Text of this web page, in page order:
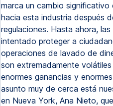
marca un cambio
hacia esta industria después
regulaciones. Hasta ahora,
intentado proteger a
operaciones de lavado de
son extremadamente
enormes ganancias y
asunto muy de cerca está
en Nueva York, Ana Nieto,